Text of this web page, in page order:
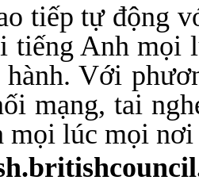
tiếp tự động
tiếng Anh
Với
mạng, tai
mọi lúc mọi